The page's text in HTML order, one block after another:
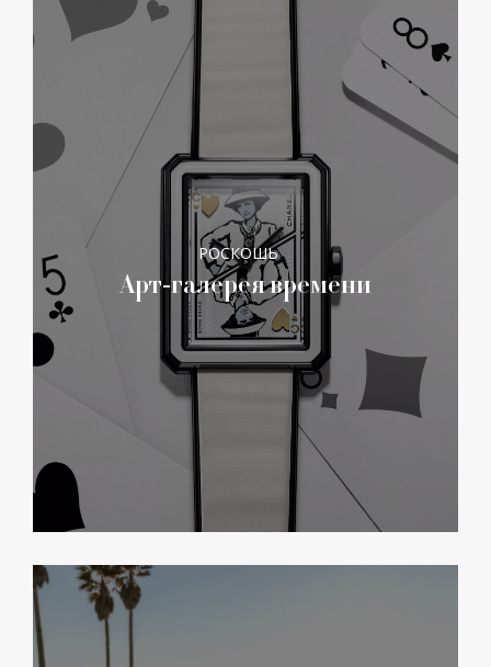
РОСКОШЬ
Арт-галерея времени